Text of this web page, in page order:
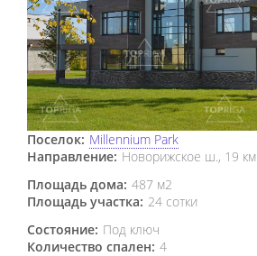
Поселок: Millennium Park
Направление: Новорижское ш., 19 км
Площадь дома: 487 м2
Площадь участка: 24 сотки
Состояние: Под ключ
Количество спален: 4